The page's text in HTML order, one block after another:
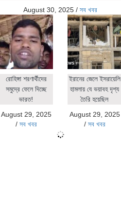
August 30, 2025 /সব খবর
রোহিঙ্গা শরণার্থীদের
সমুদ্রে ফেলে দিচ্ছে
ভারত!
August 29, 2025
/ সব খবর
ইরানের জেলে ইসরায়েলি
হামলায় যে ভয়াবহ দৃশ্য
তৈরি হয়েছিল
August 29, 2025
/ সব খবর